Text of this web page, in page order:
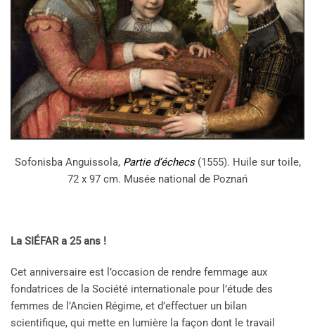
Sofonisba Anguissola, Partie d’échecs(1555). Huile sur toile,
72 x 97 cm. Musée national de Poznań
La SIÉFAR a 25 ans !
Cet anniversaire est l’occasion de rendre femmage aux
fondatrices de la Société internationale pour l’étude des
femmes de l’Ancien Régime, et d’effectuer un bilan
scientifique, qui mette en lumière la façon dont le travail